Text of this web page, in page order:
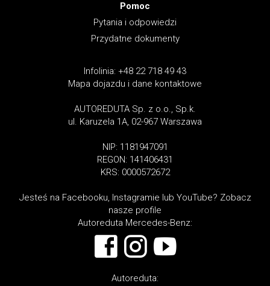
Pomoc
Pytania i odpowiedzi
Przydatne dokumenty
Infolinia: +48 22 718 49 43
Mapa dojazdu i dane kontaktowe
AUTOREDUTA Sp. z o.o., Sp.k.
ul. Karuzela 1A, 02-967 Warszawa
NIP: 1181947091
REGON: 141406431
KRS: 0000572672
Jesteś na Facebooku, Instagramie lub YouTube? Zobacz
nasze profile
Autoreduta Mercedes-Benz:
Autoreduta: